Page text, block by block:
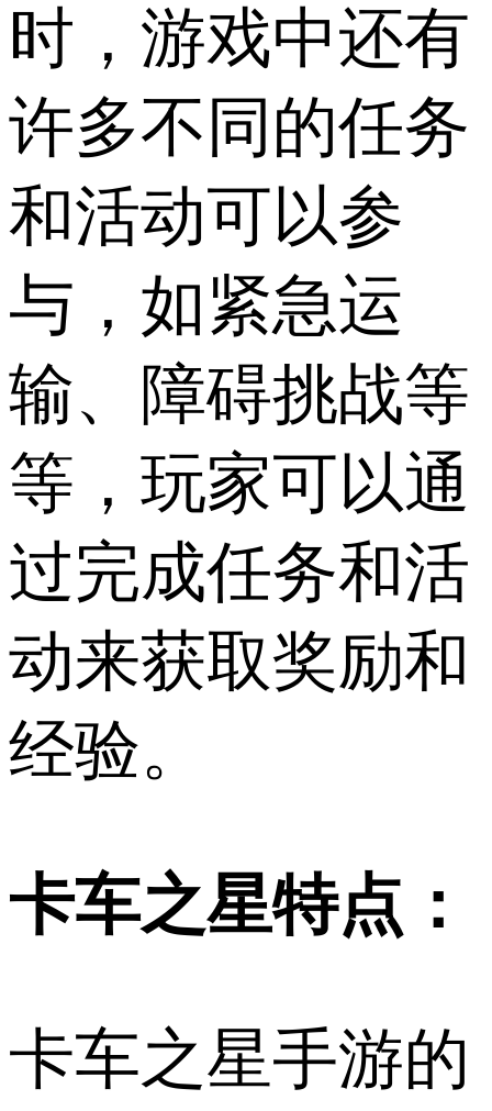
时，游戏中还有
许多不同的任务
和活动可以参
与，如紧急运
输、障碍挑战等
等，玩家可以通
过完成任务和活
动来获取奖励和
经验。
卡车之星特点：
卡车之星手游的